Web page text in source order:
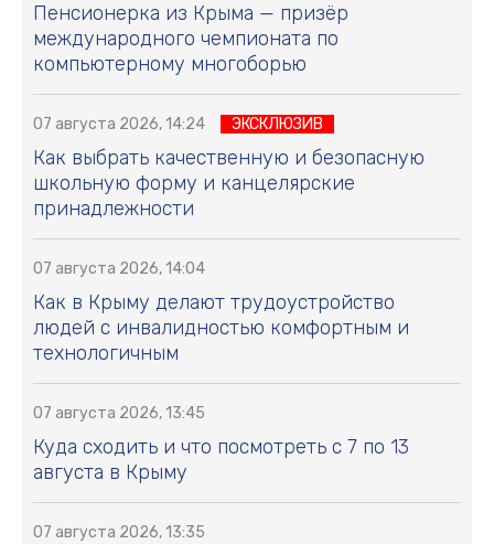
Пенсионерка из Крыма — призёр
международного чемпионата по
компьютерному многоборью
07 августа 2026, 14:24 ЭКСКЛЮЗИВ
Как выбрать качественную и безопасную
школьную форму и канцелярские
принадлежности
07 августа 2026, 14:04
Как в Крыму делают трудоустройство
людей с инвалидностью комфортным и
технологичным
07 августа 2026, 13:45
Куда сходить и что посмотреть с 7 по 13
августа в Крыму
07 августа 2026, 13:35